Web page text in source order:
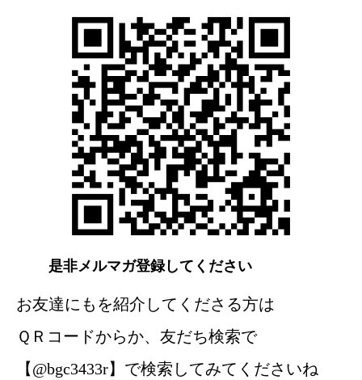
是非メルマガ登録してください
お友達にもを紹介してくださる方は
ＱＲコードからか、友だち検索で
【@bgc3433r】で検索してみてくださいね